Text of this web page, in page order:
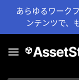
あらゆるワーク
ンテンツで、